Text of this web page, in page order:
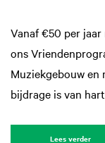
Vanaf €50 per
ons
Muziekgebouw en
bijdrage is van
Lees verder